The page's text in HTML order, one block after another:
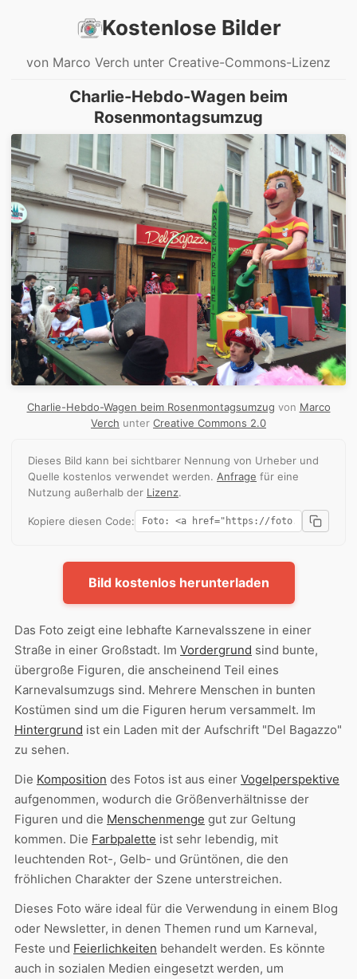
Kostenlose Bilder
von Marco Verch unter Creative-Commons-Lizenz
Charlie-Hebdo-Wagen beim
Rosenmontagsumzug
Charlie-Hebdo-Wagen beim Rosenmontagsumzug von Marco
Verch unter Creative Commons 2.0
Dieses Bild kann bei sichtbarer Nennung von Urheber und
Quelle kostenlos verwendet werden. Anfrage für eine
Nutzung außerhalb der Lizenz.
Kopiere diesen Code:
Bild kostenlos herunterladen
Das Foto zeigt eine lebhafte Karnevalsszene in einer
Straße in einer Großstadt. Im Vordergrund sind bunte,
übergroße Figuren, die anscheinend Teil eines
Karnevalsumzugs sind. Mehrere Menschen in bunten
Kostümen sind um die Figuren herum versammelt. Im
Hintergrund ist ein Laden mit der Aufschrift "Del Bagazzo"
zu sehen.
Die Komposition des Fotos ist aus einer Vogelperspektive
aufgenommen, wodurch die Größenverhältnisse der
Figuren und die Menschenmenge gut zur Geltung
kommen. Die Farbpalette ist sehr lebendig, mit
leuchtenden Rot-, Gelb- und Grüntönen, die den
fröhlichen Charakter der Szene unterstreichen.
Dieses Foto wäre ideal für die Verwendung in einem Blog
oder Newsletter, in denen Themen rund um Karneval,
Feste und Feierlichkeiten behandelt werden. Es könnte
auch in sozialen Medien eingesetzt werden, um